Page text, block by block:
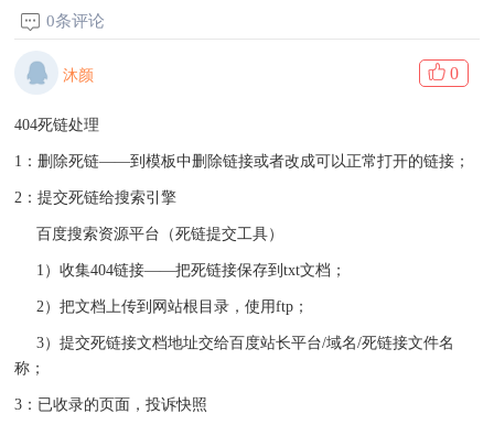
0条评论
沐颜 0
404死链处理
1：删除死链——到模板中删除链接或者改成可以正常打开的链接；
2：提交死链给搜索引擎
百度搜索资源平台（死链提交工具）
1）收集404链接——把死链接保存到txt文档；
2）把文档上传到网站根目录，使用ftp；
3）提交死链接文档地址交给百度站长平台/域名/死链接文件名
称；
3：已收录的页面，投诉快照